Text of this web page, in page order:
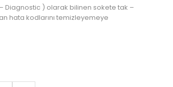
) olarak bilinen sokete tak –
hata kodlarını temizleyemeye